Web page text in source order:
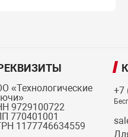
«Технологические
9729100722
770401001
1177746634559
+7